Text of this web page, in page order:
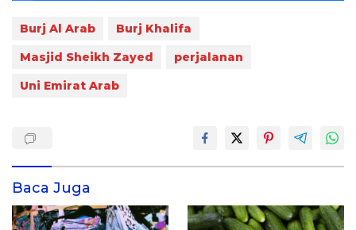
Burj Al Arab
Burj Khalifa
Masjid Sheikh Zayed
perjalanan
Uni Emirat Arab
Baca Juga